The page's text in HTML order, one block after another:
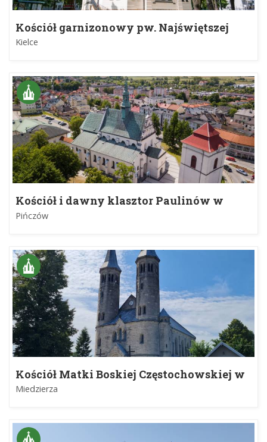
Kościół garnizonowy pw. Najświętszej
Maryi Panny Królowej Polski w Kielcach
Kielce
Kościół i dawny klasztor Paulinów w
Pińczowie
Pińczów
Kościół Matki Boskiej Częstochowskiej w
Miedzierzy
Miedzierza